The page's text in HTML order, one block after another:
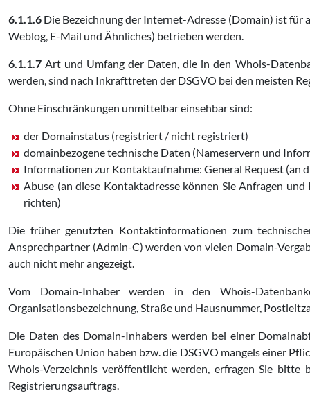
6.1.1.6 Die Bezeichnung der Internet-Adresse (Domain) ist
Weblog, E-Mail und Ähnliches) betrieben werden.
6.1.1.7 Art und Umfang der Daten, die in den Whois-
werden, sind nach Inkrafttreten der DSGVO bei den meisten
Ohne Einschränkungen unmittelbar einsehbar sind:
der Domainstatus (registriert / nicht registriert)
domainbezogene technische Daten (Nameservern und
Informationen zur Kontaktaufnahme: General Request (an
Abuse (an diese Kontaktadresse können Sie Anfragen
richten)
Die früher genutzten Kontaktinformationen zum
Ansprechpartner (Admin-C) werden von vielen Domain-
auch nicht mehr angezeigt.
Vom Domain-Inhaber werden in den Whois-
Organisationsbezeichnung, Straße und Hausnummer,
Die Daten des Domain-Inhabers werden bei einer
Europäischen Union haben bzw. die DSGVO mangels einer
Whois-Verzeichnis veröffentlicht werden, erfragen Sie
Registrierungsauftrags.